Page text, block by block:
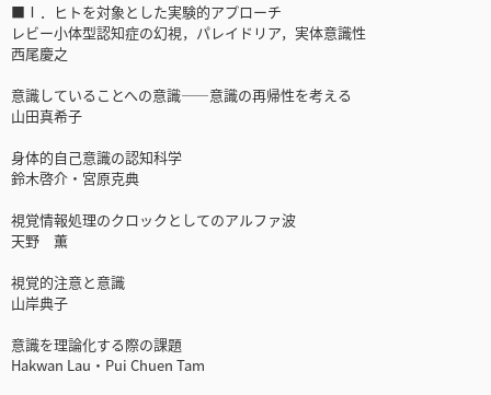
■Ⅰ．ヒトを対象とした実験的アプローチ
レビー小体型認知症の幻視，パレイドリア，実体意識性
西尾慶之
意識していることへの意識――意識の再帰性を考える
山田真希子
身体的自己意識の認知科学
鈴木啓介・宮原克典
視覚情報処理のクロックとしてのアルファ波
天野 薫
視覚的注意と意識
山岸典子
意識を理論化する際の課題
Hakwan Lau・Pui Chuen Tam